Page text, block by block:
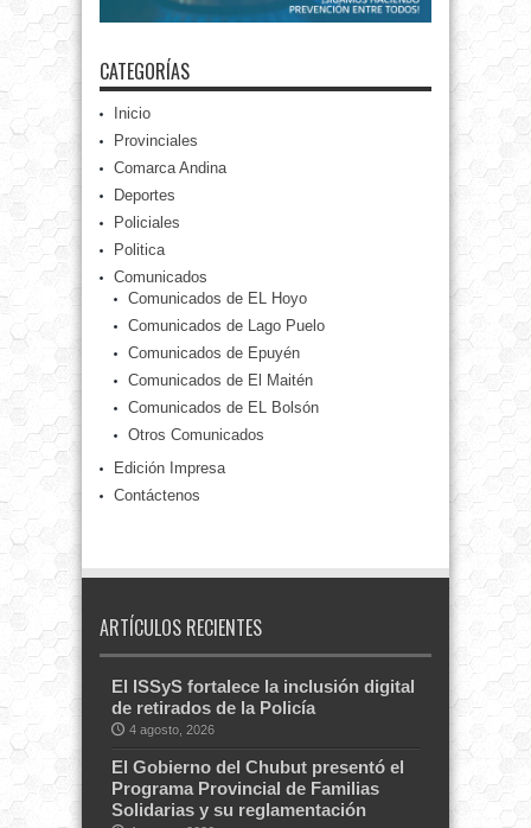
CATEGORÍAS
Inicio
Provinciales
Comarca Andina
Deportes
Policiales
Politica
Comunicados
Comunicados de EL Hoyo
Comunicados de Lago Puelo
Comunicados de Epuyén
Comunicados de El Maitén
Comunicados de EL Bolsón
Otros Comunicados
Edición Impresa
Contáctenos
ARTÍCULOS RECIENTES
El ISSyS fortalece la inclusión digital
de retirados de la Policía
4 agosto, 2026
El Gobierno del Chubut presentó el
Programa Provincial de Familias
Solidarias y su reglamentación